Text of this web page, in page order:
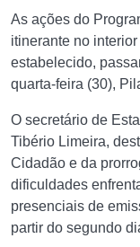
As ações do
itinerante no
estabelecido,
quarta-feira (30),
O secretário de
Tibério Limeira,
Cidadão e da
dificuldades
presenciais de
partir do segundo